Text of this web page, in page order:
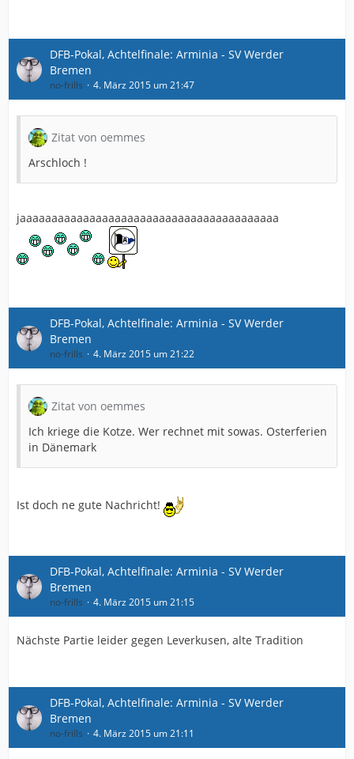
DFB-Pokal, Achtelfinale: Arminia - SV Werder
Bremen
no-frills 4. März 2015 um 21:47
Zitat von oemmes
Arschloch !
jaaaaaaaaaaaaaaaaaaaaaaaaaaaaaaaaaaaaaaaaa
DFB-Pokal, Achtelfinale: Arminia - SV Werder
Bremen
no-frills 4. März 2015 um 21:22
Zitat von oemmes
Ich kriege die Kotze. Wer rechnet mit sowas. Osterferien
in Dänemark
Ist doch ne gute Nachricht!
DFB-Pokal, Achtelfinale: Arminia - SV Werder
Bremen
no-frills 4. März 2015 um 21:15
Nächste Partie leider gegen Leverkusen, alte Tradition
DFB-Pokal, Achtelfinale: Arminia - SV Werder
Bremen
no-frills 4. März 2015 um 21:11